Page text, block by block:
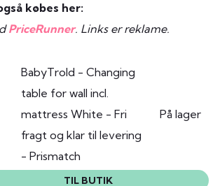
købes her:
PriceRunner. Links er reklame.
BabyTrold - Changing
table for wall incl.
mattress White - Fri
fragt og klar til levering
- Prismatch
På lager
TIL BUTIK